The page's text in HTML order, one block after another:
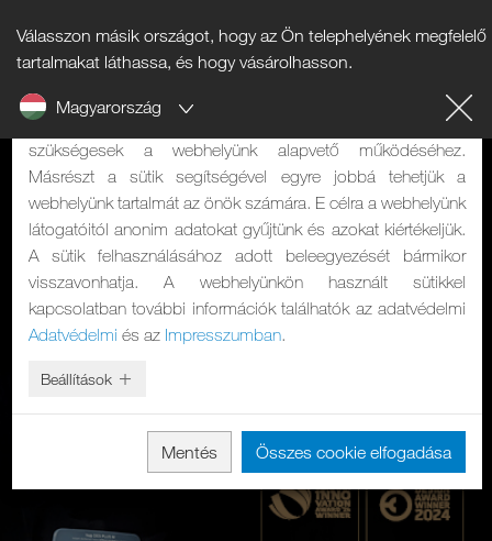
Válasszon másik országot, hogy az Ön telephelyének megfelelő
tartalmakat láthassa, és hogy vásárolhasson.
Magyarország
Tájékoztató a sütikről
A weboldalunk sütiket használ. Két feladatuk van: Egyrészt
szükségesek a webhelyünk alapvető működéséhez.
Másrészt a sütik segítségével egyre jobbá tehetjük a
webhelyünk tartalmát az önök számára. E célra a webhelyünk
látogatóitól anonim adatokat gyűjtünk és azokat kiértékeljük.
A sütik felhasználásához adott beleegyezését bármikor
visszavonhatja. A webhelyünkön használt sütikkel
kapcsolatban további információk találhatók az adatvédelmi
Adatvédelmi és az Impresszumban.
Beállítások
Mentés Összes cookie elfogadása